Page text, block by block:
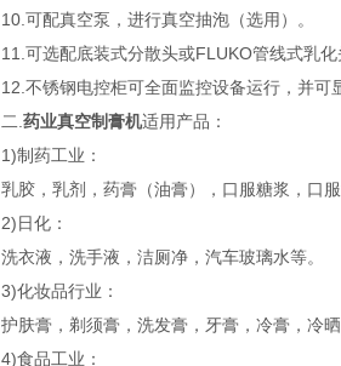
10.可配真空泵，进行真空抽泡（选用）。
11.可选配底装式分散头或FLUKO管线式乳化
12.不锈钢电控柜可全面监控设备运行，并可
二. 药业真空制膏机适用产品：
1)制药工业：
乳胶，乳剂，药膏（油膏），口服糖浆，口服
2)日化：
洗衣液，洗手液，洁厕净，汽车玻璃水等。
3)化妆品行业：
护肤膏，剃须膏，洗发膏，牙膏，冷膏，冷
4)食品工业：